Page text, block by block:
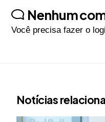
Nenhum
Você precisa fazer o
Notícias